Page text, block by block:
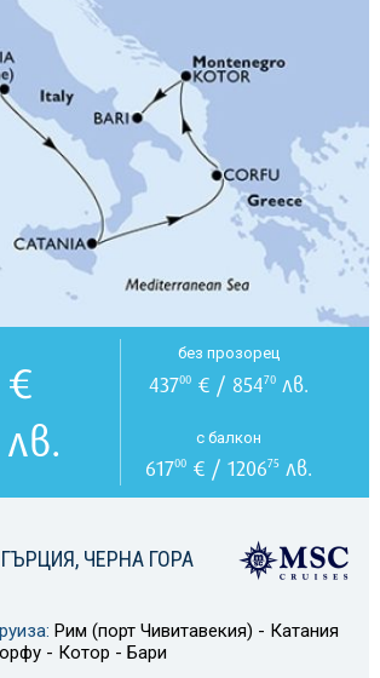
ЧЕРНА ГОРА
Рим (порт Чивитавекия) - Катания
- Котор - Бари
€
лв.
без прозорец
43700€ / 85470лв.
с балкон
61700€ / 120675лв.